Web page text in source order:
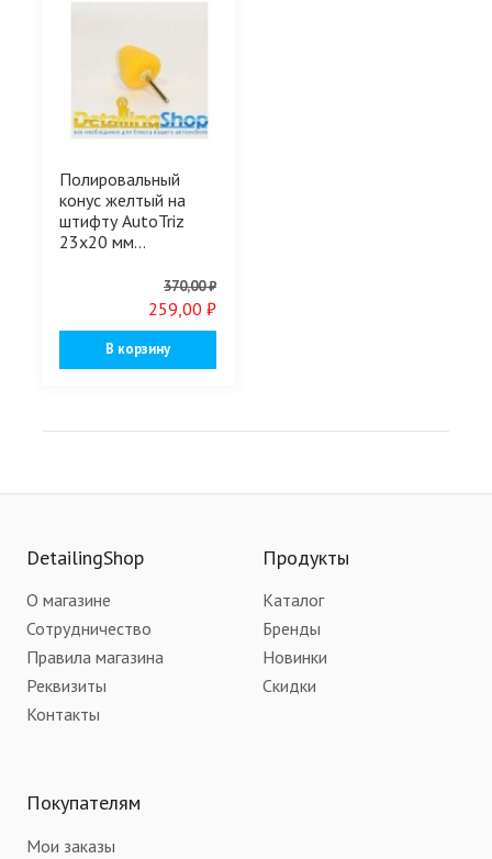
Полировальный
конус желтый на
штифту AutoTriz
23x20 мм...
370,00 ₽
259,00 ₽
В корзину
DetailingShop
О магазине
Сотрудничество
Правила магазина
Реквизиты
Контакты
Продукты
Каталог
Бренды
Новинки
Скидки
Покупателям
Мои заказы